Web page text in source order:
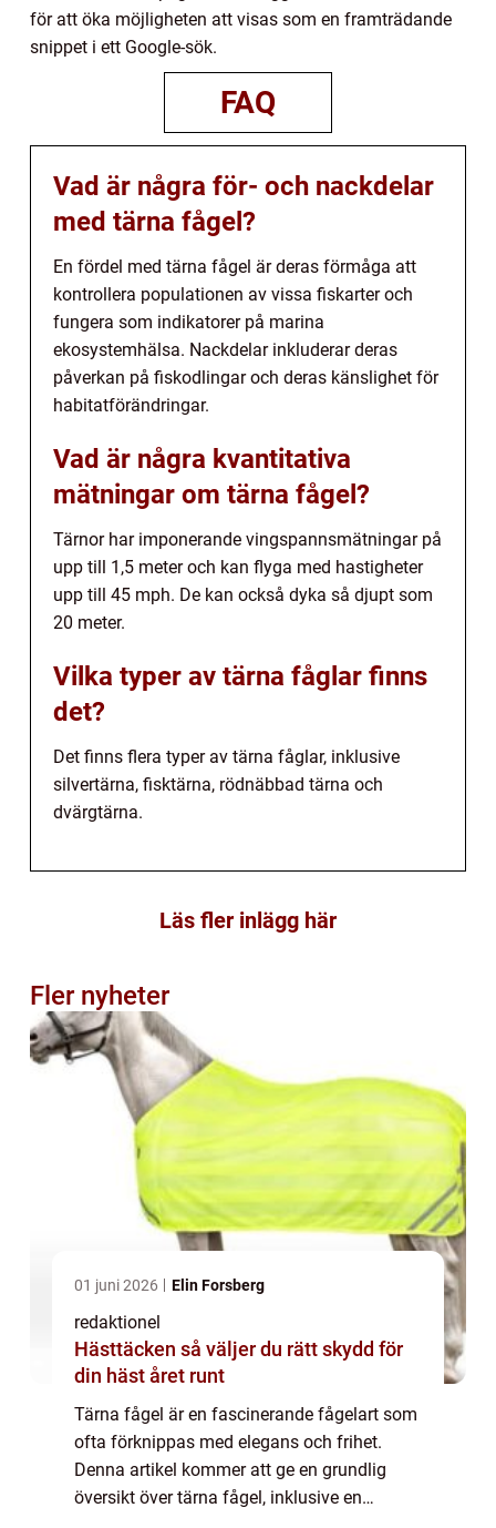
för att öka möjligheten att visas som en framträdande
snippet i ett Google-sök.
FAQ
Vad är några för- och nackdelar
med tärna fågel?
En fördel med tärna fågel är deras förmåga att
kontrollera populationen av vissa fiskarter och
fungera som indikatorer på marina
ekosystemhälsa. Nackdelar inkluderar deras
påverkan på fiskodlingar och deras känslighet för
habitatförändringar.
Vad är några kvantitativa
mätningar om tärna fågel?
Tärnor har imponerande vingspannsmätningar på
upp till 1,5 meter och kan flyga med hastigheter
upp till 45 mph. De kan också dyka så djupt som
20 meter.
Vilka typer av tärna fåglar finns
det?
Det finns flera typer av tärna fåglar, inklusive
silvertärna, fisktärna, rödnäbbad tärna och
dvärgtärna.
Läs fler inlägg här
Fler nyheter
01 juni 2026 Elin Forsberg
redaktionel
Hästtäcken så väljer du rätt skydd för
din häst året runt
Tärna fågel är en fascinerande fågelart som
ofta förknippas med elegans och frihet.
Denna artikel kommer att ge en grundlig
översikt över tärna fågel, inklusive en